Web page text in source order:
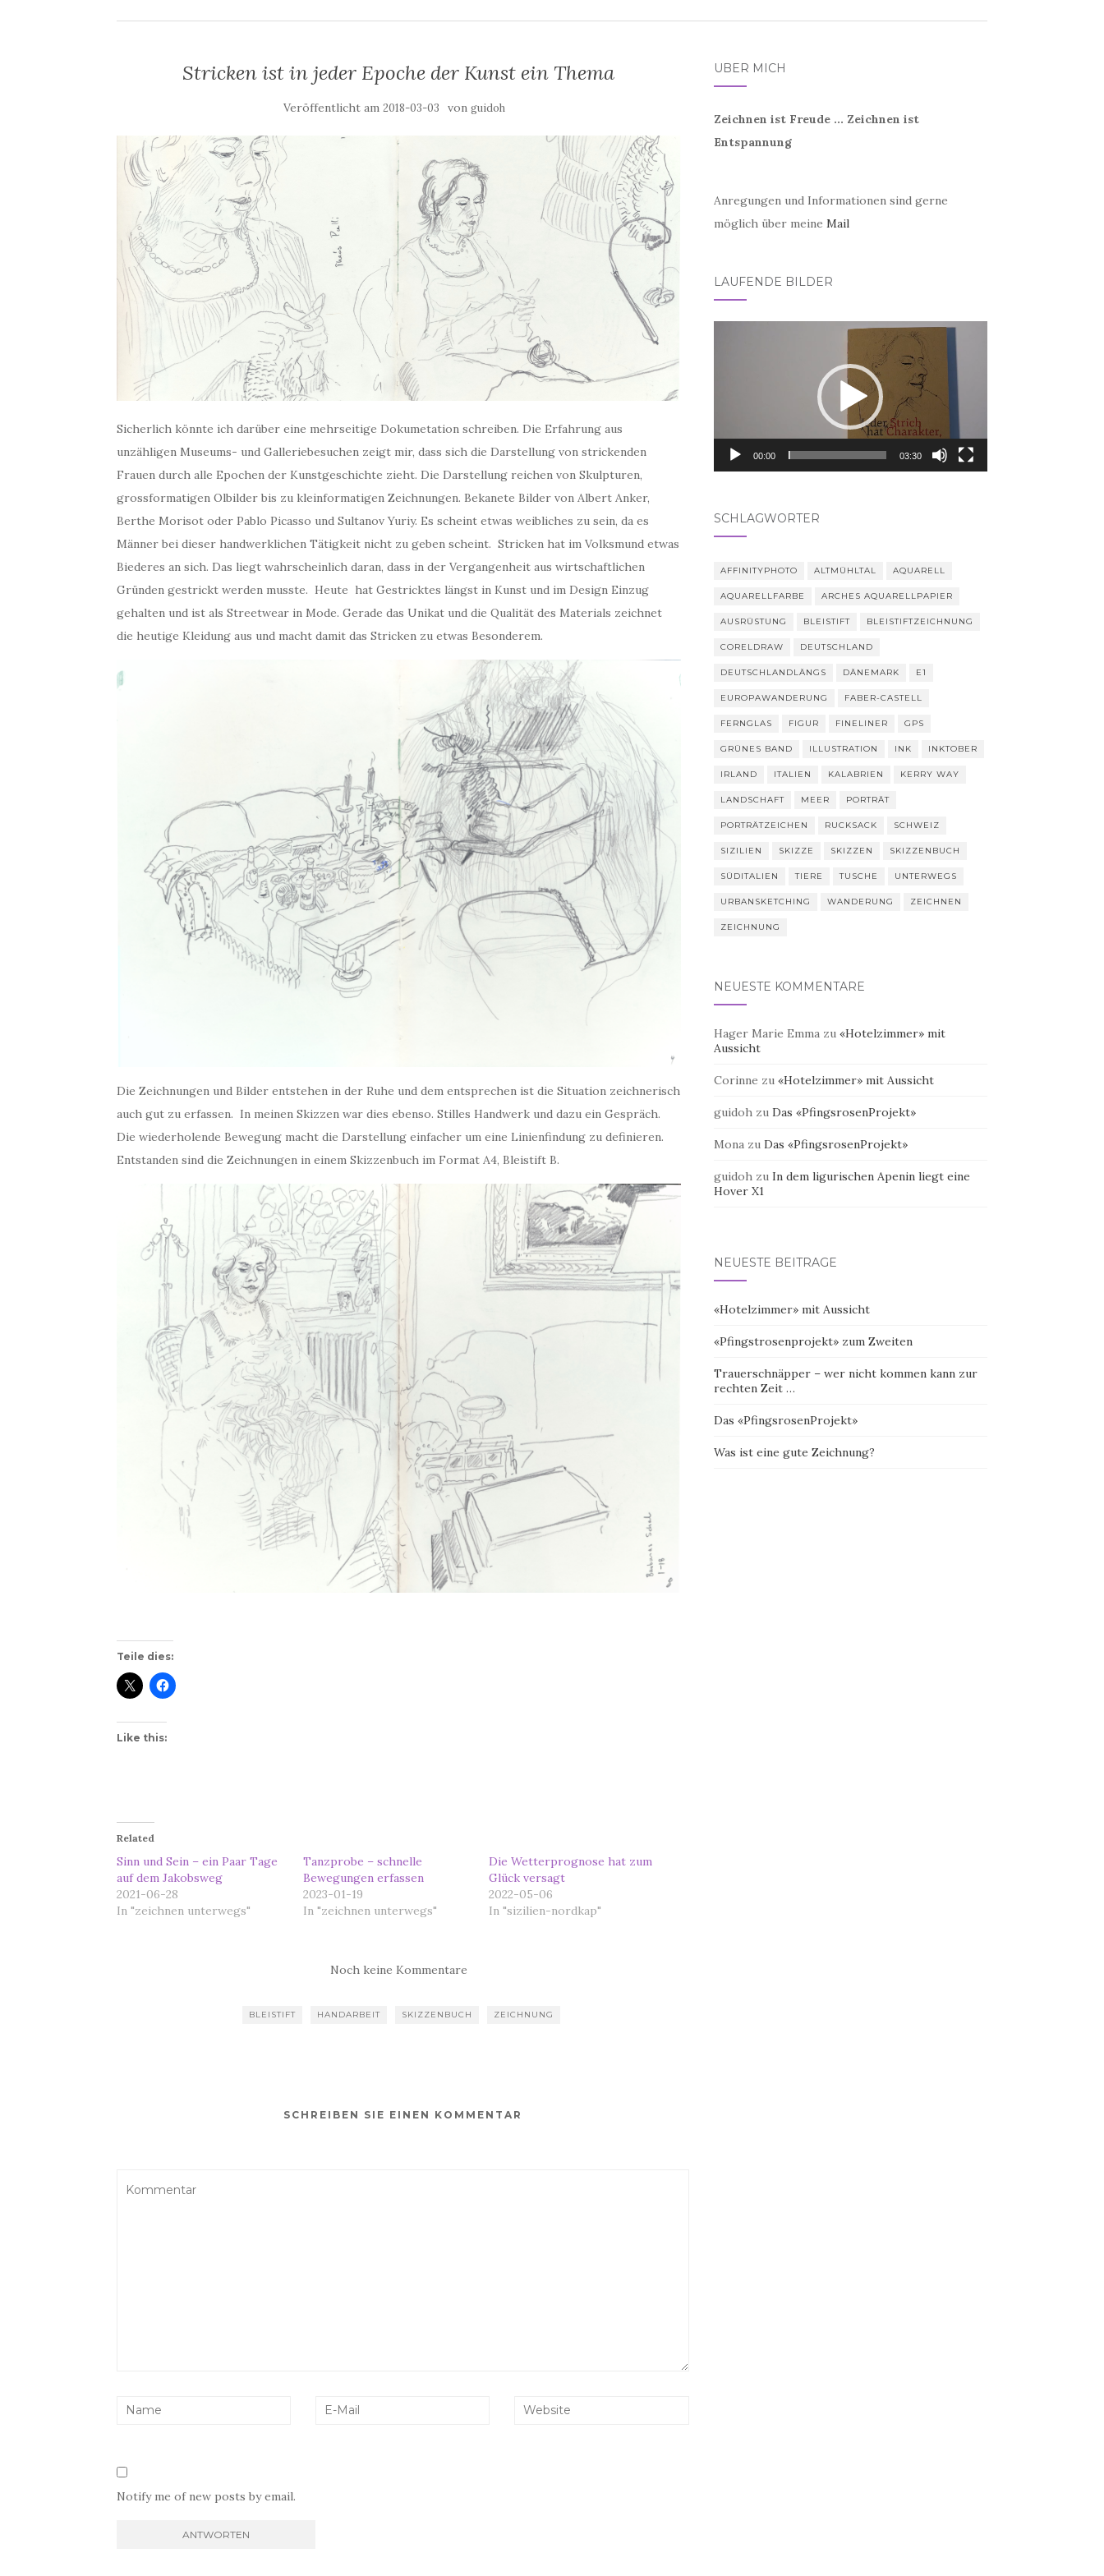
Stricken ist in jeder Epoche der Kunst ein Thema
Veröffentlicht am2018-03-03 vonguidoh
Sicherlich könnte ich darüber eine mehrseitige Dokumetation schreiben. Die Erfahrung aus
unzähligen Museums- und Galleriebesuchen zeigt mir, dass sich die Darstellung von strickenden
Frauen durch alle Epochen der Kunstgeschichte zieht. Die Darstellung reichen von Skulpturen,
grossformatigen Olbilder bis zu kleinformatigen Zeichnungen. Bekanete Bilder von Albert Anker,
Berthe Morisot oder Pablo Picasso und Sultanov Yuriy. Es scheint etwas weibliches zu sein, da es
Männer bei dieser handwerklichen Tätigkeit nicht zu geben scheint. Stricken hat im Volksmund etwas
Biederes an sich. Das liegt wahrscheinlich daran, dass in der Vergangenheit aus wirtschaftlichen
Gründen gestrickt werden musste. Heute hat Gestricktes längst in Kunst und im Design Einzug
gehalten und ist als Streetwear in Mode. Gerade das Unikat und die Qualität des Materials zeichnet
die heutige Kleidung aus und macht damit das Stricken zu etwas Besonderem.
Die Zeichnungen und Bilder entstehen in der Ruhe und dem entsprechen ist die Situation zeichnerisch
auch gut zu erfassen. In meinen Skizzen war dies ebenso. Stilles Handwerk und dazu ein Gespräch.
Die wiederholende Bewegung macht die Darstellung einfacher um eine Linienfindung zu definieren.
Entstanden sind die Zeichnungen in einem Skizzenbuch im Format A4, Bleistift B.
Teile dies:
Like this:
Related
Sinn und Sein – ein Paar Tage
auf dem Jakobsweg
2021-06-28
In "zeichnen unterwegs"
Tanzprobe – schnelle
Bewegungen erfassen
2023-01-19
In "zeichnen unterwegs"
Die Wetterprognose hat zum
Glück versagt
2022-05-06
In "sizilien-nordkap"
Noch keine Kommentare
BLEISTIFT HANDARBEIT SKIZZENBUCH ZEICHNUNG
SCHREIBEN SIE EINEN KOMMENTAR
Notify me of new posts by email.
ÜBER MICH
Zeichnen ist Freude ... Zeichnen ist
Entspannung
Anregungen und Informationen sind gerne
möglich über meine Mail
LAUFENDE BILDER
00:00 03:30
SCHLAGWÖRTER
AFFINITYPHOTO ALTMÜHLTAL AQUARELL
AQUARELLFARBE ARCHES AQUARELLPAPIER
AUSRÜSTUNG BLEISTIFT BLEISTIFTZEICHNUNG
CORELDRAW DEUTSCHLAND
DEUTSCHLANDLÄNGS DÄNEMARK E1
EUROPAWANDERUNG FABER-CASTELL
FERNGLAS FIGUR FINELINER GPS
GRÜNES BAND ILLUSTRATION INK INKTOBER
IRLAND ITALIEN KALABRIEN KERRY WAY
LANDSCHAFT MEER PORTRÄT
PORTRÄTZEICHEN RUCKSACK SCHWEIZ
SIZILIEN SKIZZE SKIZZEN SKIZZENBUCH
SÜDITALIEN TIERE TUSCHE UNTERWEGS
URBANSKETCHING WANDERUNG ZEICHNEN
ZEICHNUNG
NEUESTE KOMMENTARE
Hager Marie Emmazu «Hotelzimmer» mit
Aussicht
Corinne zu «Hotelzimmer» mit Aussicht
guidohzu Das «PfingsrosenProjekt»
Monazu Das «PfingsrosenProjekt»
guidohzu In dem ligurischen Apenin liegt eine
Hover X1
NEUESTE BEITRÄGE
«Hotelzimmer» mit Aussicht
«Pfingstrosenprojekt» zum Zweiten
Trauerschnäpper – wer nicht kommen kann zur
rechten Zeit …
Das «PfingsrosenProjekt»
Was ist eine gute Zeichnung?